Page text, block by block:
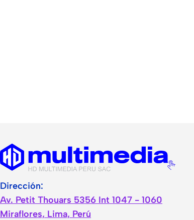
Dirección:
Av. Petit Thouars 5356 Int 1047 - 1060
Miraflores, Lima, Perú